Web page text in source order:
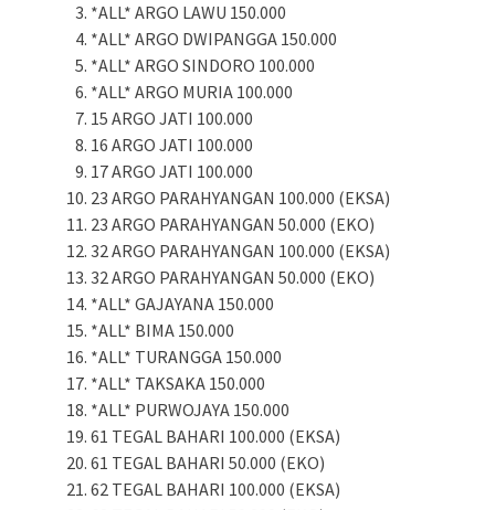
*ALL* ARGO LAWU 150.000
*ALL* ARGO DWIPANGGA 150.000
*ALL* ARGO SINDORO 100.000
*ALL* ARGO MURIA 100.000
15 ARGO JATI 100.000
16 ARGO JATI 100.000
17 ARGO JATI 100.000
23 ARGO PARAHYANGAN 100.000 (EKSA)
23 ARGO PARAHYANGAN 50.000 (EKO)
32 ARGO PARAHYANGAN 100.000 (EKSA)
32 ARGO PARAHYANGAN 50.000 (EKO)
*ALL* GAJAYANA 150.000
*ALL* BIMA 150.000
*ALL* TURANGGA 150.000
*ALL* TAKSAKA 150.000
*ALL* PURWOJAYA 150.000
61 TEGAL BAHARI 100.000 (EKSA)
61 TEGAL BAHARI 50.000 (EKO)
62 TEGAL BAHARI 100.000 (EKSA)